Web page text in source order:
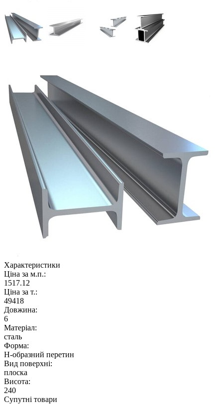
Характеристики
Ціна за м.п.:
1517.12
Ціна за т.:
49418
Довжина:
6
Матеріал:
сталь
Форма:
H-образний перетин
Вид поверхні:
плоска
Висота:
240
Супутні товари